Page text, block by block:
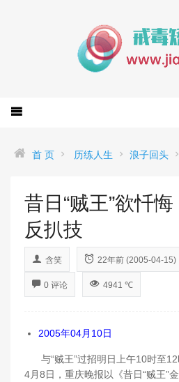
首 页 历练人生 浪子回头
昔日“贼王”欲忏
反扒技
含笑 22年前 (2005-04-15)
0 评论 4941 ℃
2005年04月10日
与“贼王”过招明日上午10时至12
4月8日，重庆晚报以《昔日“贼王”